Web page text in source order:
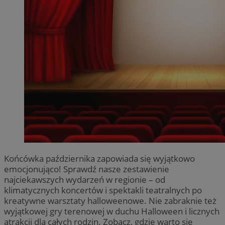
Końcówka października zapowiada się wyjątkowo
emocjonująco! Sprawdź nasze zestawienie
najciekawszych wydarzeń w regionie – od
klimatycznych koncertów i spektakli teatralnych po
kreatywne warsztaty halloweenowe. Nie zabraknie też
wyjątkowej gry terenowej w duchu Halloween i licznych
atrakcji dla całych rodzin. Zobacz, gdzie warto się